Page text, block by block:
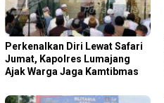
Perkenalkan Diri Lewat Safari
Jumat, Kapolres Lumajang
Ajak Warga Jaga Kamtibmas